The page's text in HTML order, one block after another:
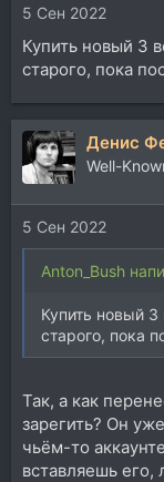
5 Сен 2022
Купить новый 3
старого, пока
Денис
Well-
5 Сен 2022
Anton_Bush
Купить новый 3
старого, пока
Так, а как
зарегить? Он
чьём-то
вставляешь его,